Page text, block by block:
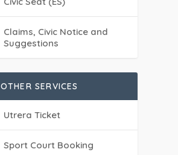
Claims, Civic Notice and
Suggestions
OTHER SERVICES
Utrera Ticket
Sport Court Booking